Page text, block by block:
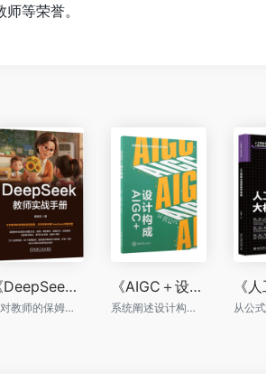
等荣誉。
《DeepSeek教师实战手册》
针对教师的保姆级使用指南，手把手教你用DeepSeek焕新课堂
《AIGC＋设计构成》
系统阐述设计构成的基本理论，及其与AIGC技术的结合